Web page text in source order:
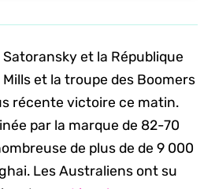
Satoransky et la République
et la troupe des Boomers
récente victoire ce matin.
par la marque de 82-70
de plus de de 9 000
Les Australiens ont su